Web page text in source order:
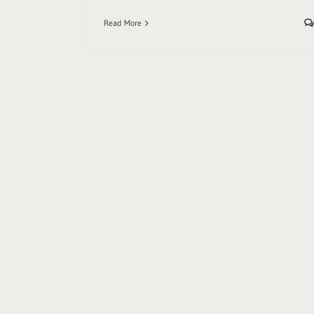
Read More